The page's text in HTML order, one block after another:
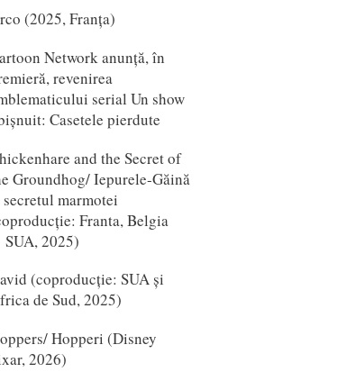
(2025, Franța)
Network anunță, în
revenirea
serial Un show
Casetele pierdute
and the Secret of
Groundhog/ Iepurele-Găină
marmotei
Franta, Belgia
SUA, 2025)
(coproducție: SUA și
de Sud, 2025)
Hopperi (Disney
2026)